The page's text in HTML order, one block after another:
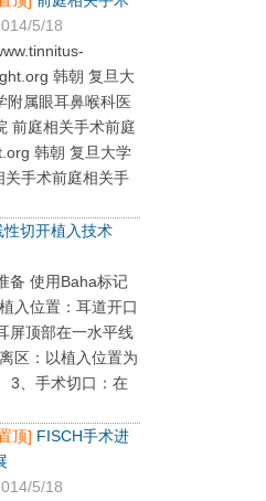
5/18
韩朝 复旦大
附属眼耳鼻喉科医
前庭相关手术前庭
韩朝 复旦大学
关手术前庭相关手
切开植入技术
备 使用Baha标记
入位置：耳道开口
屏顶部在一水平线
区：以植入位置为
3、手术切口：在
顶] FISCH手术进
5/18